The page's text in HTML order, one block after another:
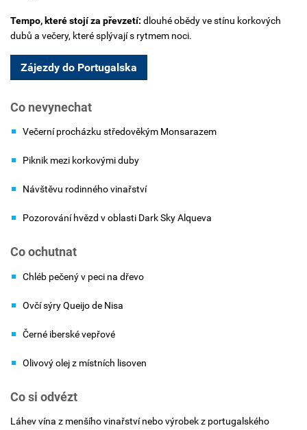
Tempo, které stojí za převzetí: dlouhé obědy ve stínu korkových
dubů a večery, které splývají s rytmem noci.
Zájezdy do Portugalska
Co nevynechat
Večerní procházku středověkým Monsarazem
Piknik mezi korkovými duby
Návštěvu rodinného vinařství
Pozorování hvězd v oblasti Dark Sky Alqueva
Co ochutnat
Chléb pečený v peci na dřevo
Ovčí sýry Queijo de Nisa
Černé iberské vepřové
Olivový olej z místních lisoven
Co si odvézt
Láhev vína z menšího vinařství nebo výrobek z portugalského